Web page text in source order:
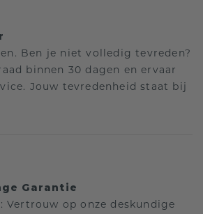
Ben je niet volledig tevreden?
binnen 30 dagen en ervaar
Jouw tevredenheid staat bij
Garantie
op onze deskundige